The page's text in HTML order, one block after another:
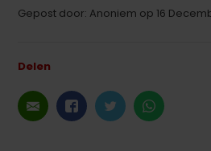
Gepost door: Anoniem op 16
Delen